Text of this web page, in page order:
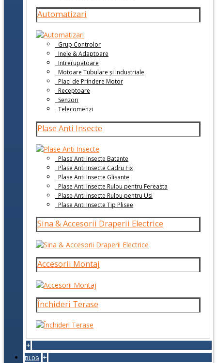
Automatizari
Grup Controlor
Inele & Adaptoare
Intrerupatoare
Motoare Tubulare și Industriale
Placi de Prindere Motor
Receptoare
Senzori
Telecomenzi
Plase Anti Insecte
Plase Anti Insecte Batante
Plase Anti Insecte Cadru Fix
Plase Anti Insecte Glisante
Plase Anti Insecte Rulou pentru Fereasta
Plase Anti Insecte Rulou pentru Usi
Plase Anti Insecte Tip Plisee
Sina & Accesorii Draperii Electrice
Accesorii Montaj
Închideri Terase
+
BLOG +